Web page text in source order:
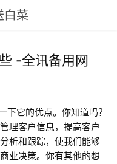
白菜
-全讯备用网
它的优点。你知道吗？
理客户信息，提高客户
析和跟踪，使我们能够
业决策。你有其他的想